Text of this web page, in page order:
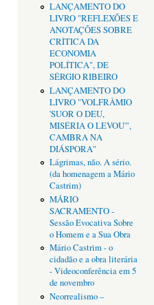
LANÇAMENTO DO
LIVRO "REFLEXÕES E
ANOTAÇÕES SOBRE
CRÌTICA DA
ECONOMIA
POLÍTICA", DE
SÉRGIO RIBEIRO
LANÇAMENTO DO
LIVRO "VOLFRÂMIO
'SUOR O DEU,
MISÉRIA O LEVOU'",
CAMBRA NA
DIÁSPORA"
Lágrimas, não. A sério.
(da homenagem a Mário
Castrim)
MÁRIO
SACRAMENTO -
Sessão Evocativa Sobre
o Homem e a Sua Obra
Mário Castrim - o
cidadão e a obra literária
- Videoconferência em 5
de novembro
Neorrealismo –